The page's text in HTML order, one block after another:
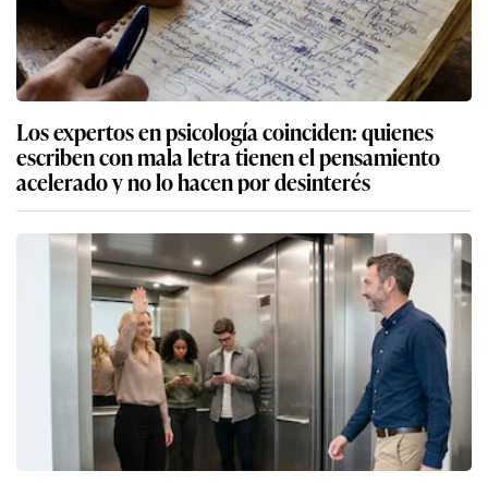
Los expertos en psicología coinciden: quienes
escriben con mala letra tienen el pensamiento
acelerado y no lo hacen por desinterés